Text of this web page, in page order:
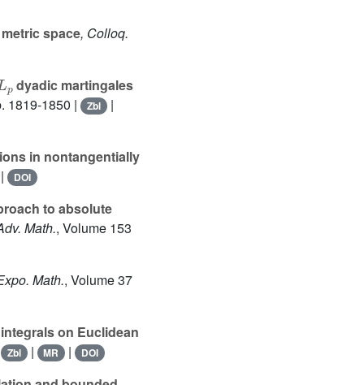
space, Colloq.
dyadic martingales
1819-1850 | Zbl |
in nontangentially
| DOI
to absolute
Math., Volume 153
Math., Volume 37
on Euclidean
Zbl | MR | DOI